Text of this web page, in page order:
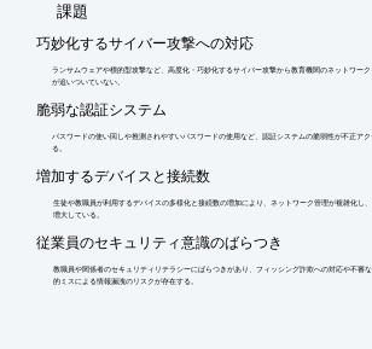
​課題
巧妙化するサイバー攻撃への対応
ランサムウェアや標的型攻撃など、高度化・巧妙化するサイバー攻撃から教育機関のネットワー
が追いついていない。
脆弱な認証システム
パスワードの使い回しや推測されやすいパスワードの使用など、認証システムの脆弱性が不正ア
る。
増加するデバイスと接続数
生徒や教職員が利用するデバイスの多様化と接続数の増加により、ネットワーク管理が複雑化し
増大している。
従業員のセキュリティ意識のばらつき
教職員や関係者のセキュリティリテラシーにばらつきがあり、フィッシング詐欺への対応や不審
的ミスによる情報漏洩のリスクが存在する。